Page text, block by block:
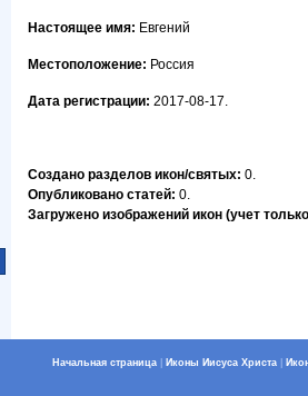
Настоящее имя: Евгений
Местоположение: Россия
Дата регистрации: 2017-08-17.
Создано разделов икон/святых: 0.
Опубликовано статей: 0.
Загружено изображений икон (учет
Начальная страница| Иконы Иисуса Христа|